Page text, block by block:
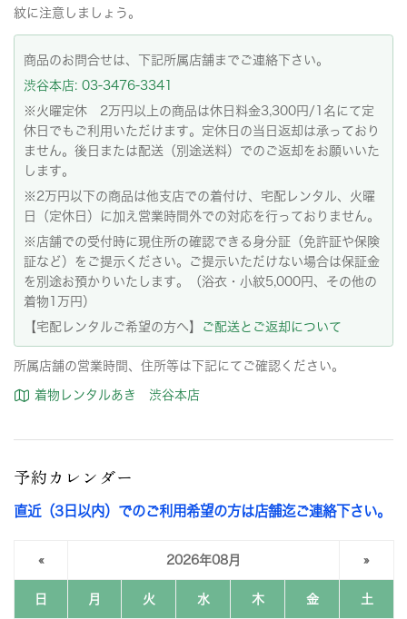
紋に注意しましょう。
商品のお問合せは、下記所属店舗までご連絡下さい。
渋谷本店: 03-3476-3341
※火曜定休 2万円以上の商品は休日料金3,300円/1名にて定
休日でもご利用いただけます。定休日の当日返却は承っており
ません。後日または配送（別途送料）でのご返却をお願いいた
します。
※2万円以下の商品は他支店での着付け、宅配レンタル、火曜
日（定休日）に加え営業時間外での対応を行っておりません。
※店舗での受付時に現住所の確認できる身分証（免許証や保険
証など）をご提示ください。ご提示いただけない場合は保証金
を別途お預かりいたします。（浴衣・小紋5,000円、その他の
着物1万円）
【宅配レンタルご希望の方へ】
ご配送とご返却について
所属店舗の営業時間、住所等は下記にてご確認ください。
着物レンタルあき 渋谷本店
予約カレンダー
直近（3日以内）でのご利用希望の方は店舗迄ご連絡下さい。
« 2026年08月 »
日 月 火 水 木 金 土